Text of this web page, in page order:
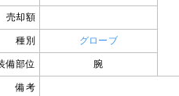
売却額
種別 グローブ
備部位 腕
備考